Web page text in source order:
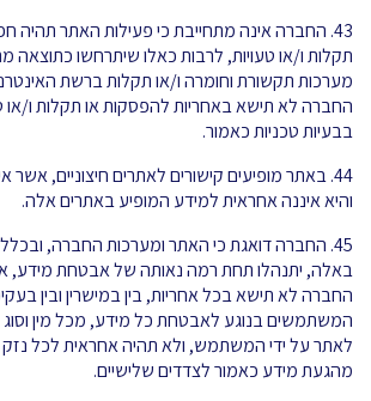
43. החברה אינה מתחייבת כי פעילות האתר תהיה
תקלות ו/או טעויות, לרבות כאלו שיתרחשו כתוצאה
מערכות תקשורת וחומרה ו/או תקלות ברשת
החברה לא תישא באחריות להפסקות או תקלות ו/או
בבעיות טכניות כאמור.
44. באתר מופיעים קישורים לאתרים חיצוניים,
והיא איננה אחראית למידע המופיע באתרים אלה.
45. החברה דואגת כי האתר ומערכות החברה,
באלה, יתנהלו תחת רמה נאותה של אבטחת מידע,
החברה לא תישא בכל אחריות, בין במישרין ובין
המשתמשים בנוגע לאבטחת כל מידע, מכל מין
לאתר על ידי המשתמש, ולא תהיה אחראית לכל נזק
מהגעת מידע כאמור לצדדים שלישיים.